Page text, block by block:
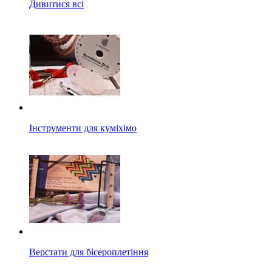
Дивитися всі
Інструменти для куміхімо
Верстати для бісероплетіння